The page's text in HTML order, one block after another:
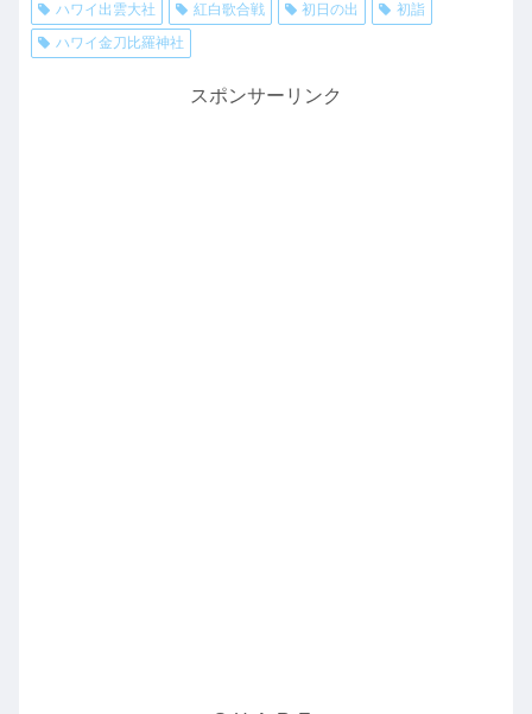
ハワイ出雲大社
紅白歌合戦 初日の出
初詣
ハワイ金刀比羅神社
スポンサーリンク